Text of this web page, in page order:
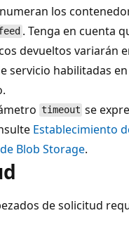
los
. Tenga en cuenta
devueltos variarán
servicio habilitadas
timeout se
Establecimiento
Blob Storage.
de solicitud